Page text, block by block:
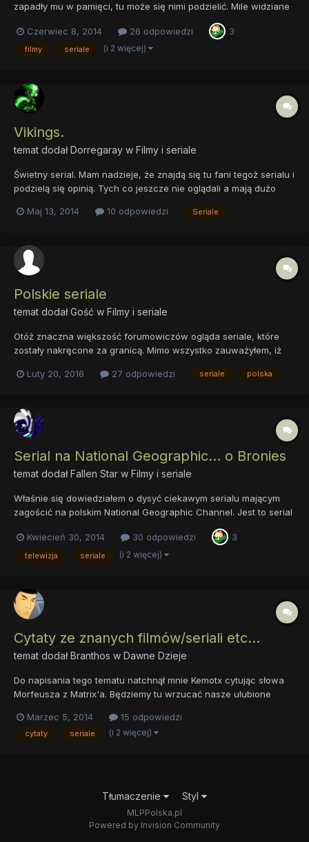
zapadły mu w pamięci, tu może się nimi podzielić. Mile widziane
Skoro zakładam temat to zacznę: Scena z kieliszkami z filmu
Popiół i diament, za samym filmem nie przepadam, ale...
Czerwiec 8, 2014 26 odpowiedzi 3
filmy seriale (i 2 więcej)
Vikings.
temat dodałDorregaray w Filmy i seriale
Świetny serial. Mam nadzieje, że znajdą się tu fani tegoż serialu i
podzielą się opinią. Tych co jeszcze nie oglądali a mają dużo
coś wspaniałego. Dobra odskocznia od na przykład "The
Maj 13, 2014 10 odpowiedzi Seriale
Polskie seriale
temat dodał Gość w Filmy i seriale
Otóż znaczna większość forumowiczów ogląda seriale, które
zostały nakręcone za granicą. Mimo wszystko zauważyłem, iż
jest jaka jest. Poziom seriali w Polsce spada. Nawet TVP zrobiło
Luty 20, 2016 27 odpowiedzi seriale polska
Serial na National Geographic... o Bronies
temat dodałFallen Star w Filmy i seriale
Właśnie się dowiedziałem o dysyć ciekawym serialu mającym
zagościć na polskim National Geographic Channel. Jest to serial
"Darren McMullen wśród outsiderów". Prowadzący programu ma
podobno zapoznawać się z różnymi kulturami, klanami i
subkulturami istniejącymi na świecie. Jako jedna z subkultur wy...
Kwiecień 30, 2014 30 odpowiedzi 3
telewizja seriale (i 2 więcej)
Cytaty ze znanych filmów/seriali etc...
temat dodałBranthos w Dawne Dzieje
Do napisania tego tematu natchnął mnie Kemotx cytując słowa
Morfeusza z Matrix'a. Będziemy tu wrzucać nasze ulubione
trzymali się wzoru: Więc tak: 1.Imię i nazwisko osoby, która
wypowiada cytat. 2.Sam cytat (najlepiej po angielsku)....
Marzec 5, 2014 15 odpowiedzi
cytaty seriale (i 2 więcej)
Tłumaczenie Styl
MLPPolska.pl
Powered by Invision Community